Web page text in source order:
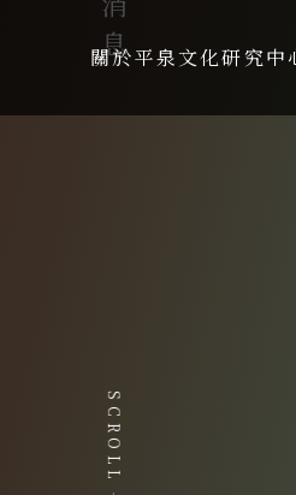
關於平泉文化研究中
SCROLL